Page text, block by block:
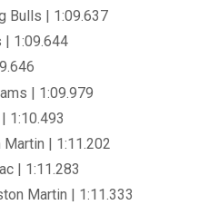
Bulls | 1:09.637
| 1:09.644
| 1:09.979
1:10.493
| 1:11.202
| 1:11.283
Martin | 1:11.333